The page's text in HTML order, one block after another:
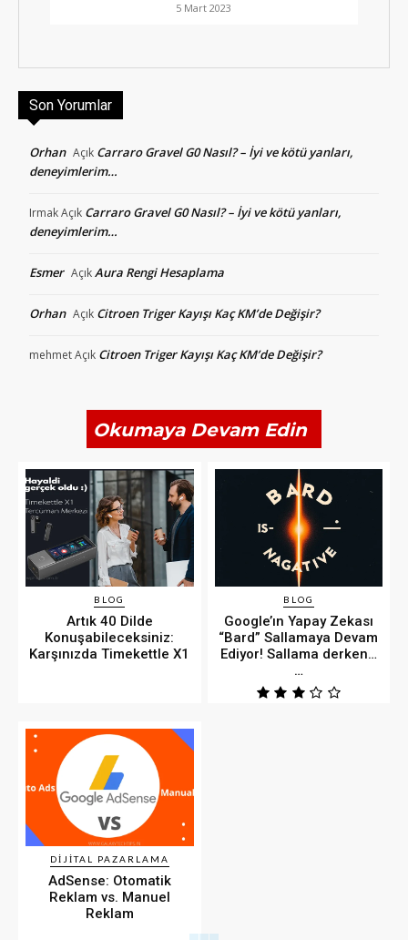
5 Mart 2023
Son Yorumlar
Orhan Açık Carraro Gravel G0 Nasıl? – İyi ve kötü yanları,
deneyimlerim…
IrmakAçık Carraro Gravel G0 Nasıl? – İyi ve kötü yanları,
deneyimlerim…
Esmer AçıkAura Rengi Hesaplama
Orhan Açık Citroen Triger Kayışı Kaç KM’de Değişir?
mehmetAçık Citroen Triger Kayışı Kaç KM’de Değişir?
Okumaya Devam Edin
BLOG
Artık 40 Dilde
Konuşabileceksiniz:
Karşınızda Timekettle X1
BLOG
Google’ın Yapay Zekası
“Bard” Sallamaya Devam
Ediyor! Sallama derken…
…
DIJITAL PAZARLAMA
AdSense: Otomatik
Reklam vs. Manuel
Reklam